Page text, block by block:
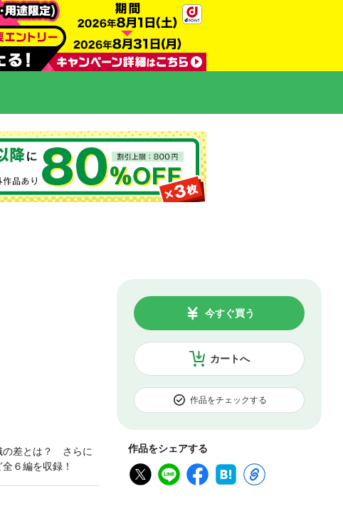
カートへ
今すぐ買う
作品をチェックする
作品をシェアする
の差とは？ さらに
６編を収録！